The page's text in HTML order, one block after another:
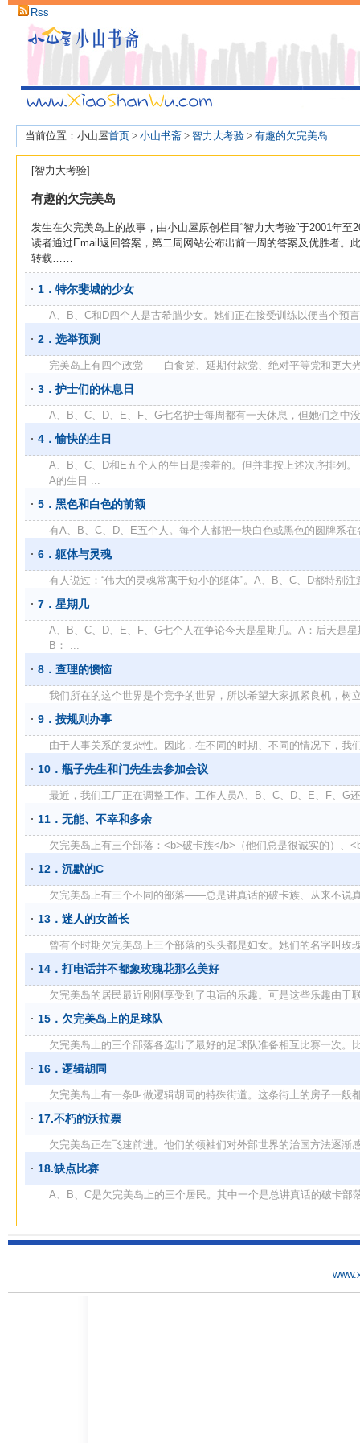
Rss
当前位置：小山屋首页 > 小山书斋 > 智力大考验 > 有趣的欠完美岛
[智力大考验]
有趣的欠完美岛
发生在欠完美岛上的故事，由小山屋原创栏目“智力大考验”于2001年
读者通过Email返回答案，第二周网站公布出前一周的答案及优胜者。
转载……
1．特尔斐城的少女
A、B、C和D四个人是古希腊少女。她们正在接受训练以便当个预
2．选举预测
完美岛上有四个政党——白食党、延期付款党、绝对平等党和更大
3．护士们的休息日
A、B、C、D、E、F、G七名护士每周都有一天休息，但她们之中
4．愉快的生日
A、B、C、D和E五个人的生日是挨着的。但并非按上述次序排列。
A的生日 ...
5．黑色和白色的前额
有A、B、C、D、E五个人。每个人都把一块白色或黑色的圆牌系
6．躯体与灵魂
有人说过：“伟大的灵魂常寓于短小的躯体”。A、B、C、D都特别
7．星期几
A、B、C、D、E、F、G七个人在争论今天是星期几。A：后天是星
B： ...
8．查理的懊恼
我们所在的这个世界是个竞争的世界，所以希望大家抓紧良机，树
9．按规则办事
由于人事关系的复杂性。因此，在不同的时期、不同的情况下，我
10．瓶子先生和门先生去参加会议
最近，我们工厂正在调整工作。工作人员A、B、C、D、E、F、G
11．无能、不幸和多余
欠完美岛上有三个部落：<b>破卡族</b>（他们总是很诚实的）、
12．沉默的C
欠完美岛上有三个不同的部落——总是讲真话的破卡族、从来不说
13．迷人的女酋长
曾有个时期欠完美岛上三个部落的头头都是妇女。她们的名字叫玫
14．打电话并不都象玫瑰花那么美好
欠完美岛的居民最近刚刚享受到了电话的乐趣。可是这些乐趣由于
15．欠完美岛上的足球队
欠完美岛上的三个部落各选出了最好的足球队准备相互比赛一次。
16．逻辑胡同
欠完美岛上有一条叫做逻辑胡同的特殊街道。这条街上的房子一般
17.不朽的沃拉票
欠完美岛正在飞速前进。他们的领袖们对外部世界的治国方法逐渐
18.缺点比赛
A、B、C是欠完美岛上的三个居民。其中一个是总讲真话的破卡部